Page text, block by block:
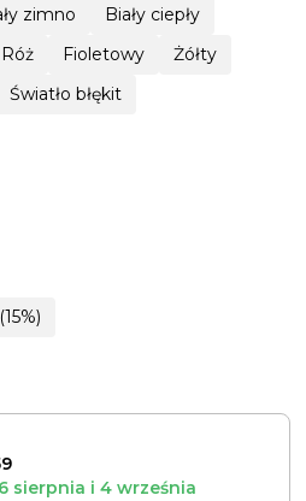
zimno
Biały ciepły
Róż Fioletowy
Żółty
Światło błękit
sierpnia i 4 września